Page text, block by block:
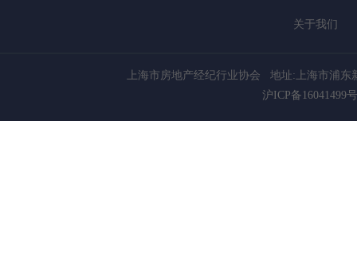
关于我们
上海市房地产经纪行业协会
地址:上海市浦东
沪ICP备16041499